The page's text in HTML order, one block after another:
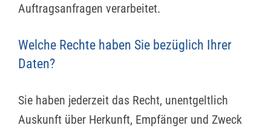
Auftragsanfragen verarbeitet.
Welche Rechte haben Sie bezüglich Ihrer
Daten?
Sie haben jederzeit das Recht, unentgeltlich
Auskunft über Herkunft, Empfänger und Zweck